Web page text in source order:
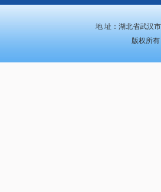
地 址：湖北省武汉
版权所